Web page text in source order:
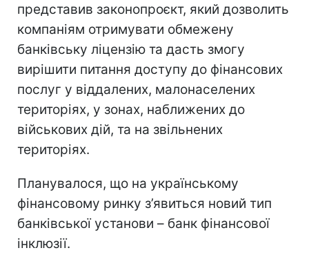
представив законопроєкт, який дозволить
компаніям отримувати обмежену
банківську ліцензію та дасть змогу
вирішити питання доступу до фінансових
послуг у віддалених, малонаселених
територіях, у зонах, наближених до
військових дій, та на звільнених
територіях.
Планувалося, що на українському
фінансовому ринку з’явиться новий тип
банківської установи – банк фінансової
інклюзії.